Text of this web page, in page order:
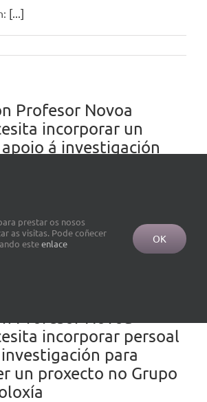
[...]
Profesor Novoa
incorporar un
á investigación
[...]
incorporar persoal
para
un proxecto no Grupo
prestar os nosos
as visitas. Pode coñecer
esteenlace
OK